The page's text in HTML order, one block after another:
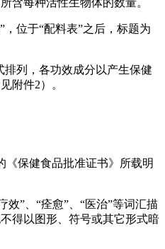
位于“配料表”之后，标题为
排列，各功效成分以产生保健
附件2）。
《保健食品批准证书》所载明
效”、“痊愈”、“医治”等词汇描
得以图形、符号或其它形式暗